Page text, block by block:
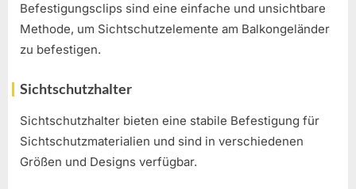
Befestigungsclips sind eine einfache und unsichtbare
Methode, um Sichtschutzelemente am Balkongeländer
zu befestigen.
Sichtschutzhalter
Sichtschutzhalter bieten eine stabile Befestigung für
Sichtschutzmaterialien und sind in verschiedenen
Größen und Designs verfügbar.